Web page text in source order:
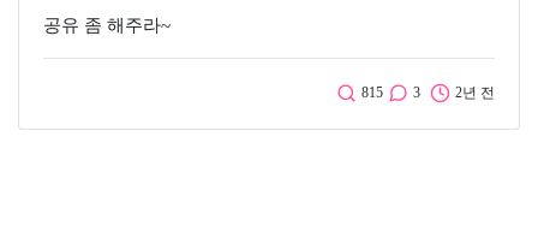
공유 좀 해주라~
815 3 2년 전